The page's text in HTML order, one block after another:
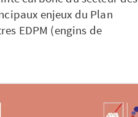
enjeux du Plan
EDPM (engins de